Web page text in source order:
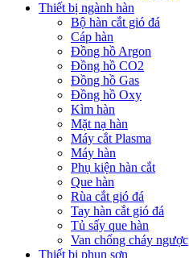
Thiết bị ngành hàn
Bộ hàn cắt gió đá
Cáp hàn
Đồng hồ Argon
Đồng hồ CO2
Đồng hồ Gas
Đồng hồ Oxy
Kìm hàn
Mặt nạ hàn
Máy cắt Plasma
Máy hàn
Phụ kiện hàn cắt
Que hàn
Rùa cắt gió đá
Tay hàn cắt gió đá
Tủ sấy que hàn
Van chống cháy ngược
Thiết bị phun sơn